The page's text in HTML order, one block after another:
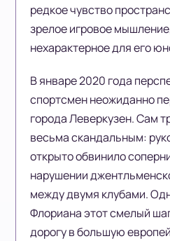
редкое чувство
зрелое игровое
нехарактерное для его
В январе 2020 года
спортсмен неожиданно
города Леверкузен. Сам
весьма скандальным:
открыто обвинило
нарушении
между двумя клубами.
Флориана этот смелый
дорогу в большую